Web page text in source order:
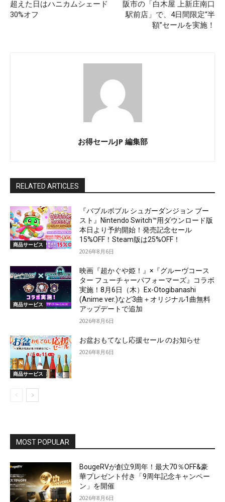
超えた日はハニカムシェード
30%オフ
阪市の「白木屋 上新庄南口
駅前店」で、4日間限定“半
額”セールを実施！
お得セールJP 編集部
RELATED ARTICLES
商品サービス
『バブルボブル シュガーダンジョン ブー
スト』Nintendo Switch™用ダウンロード版
本日より予約開始！発売記念セール
15%OFF！Steam版は25%OFF！
2026年8月6日
商品サービス
映画『超かぐや姫！』×『グルーヴコース
ター フューチャーパフォーマーズ』コラボ
実施！8月6日（木）Ex-Otogibanashi
(Anime ver.)など3曲＋オリジナル1曲無料
アップデートで追加
2026年8月6日
商品サービス
お盆おもてなし応援セール のお知らせ
2026年8月6日
MOST POPULAR
BougeRVが創立9周年！最大70％OFF&豪
華プレゼント付き「9周年記念キャンペー
ン」を開催
2026年8月6日